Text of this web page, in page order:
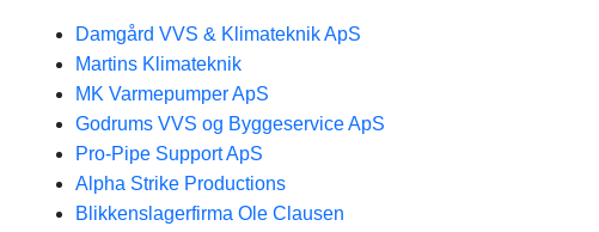
Damgård VVS & Klimateknik ApS
Martins Klimateknik
MK Varmepumper ApS
Godrums VVS og Byggeservice ApS
Pro-Pipe Support ApS
Alpha Strike Productions
Blikkenslagerfirma Ole Clausen